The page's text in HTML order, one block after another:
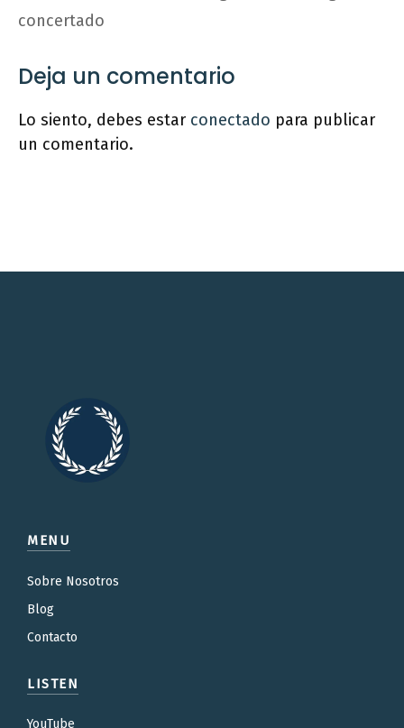
concertado
Deja un comentario
Lo siento, debes estar conectado para publicar
un comentario.
MENU
Sobre Nosotros
Blog
Contacto
LISTEN
YouTube